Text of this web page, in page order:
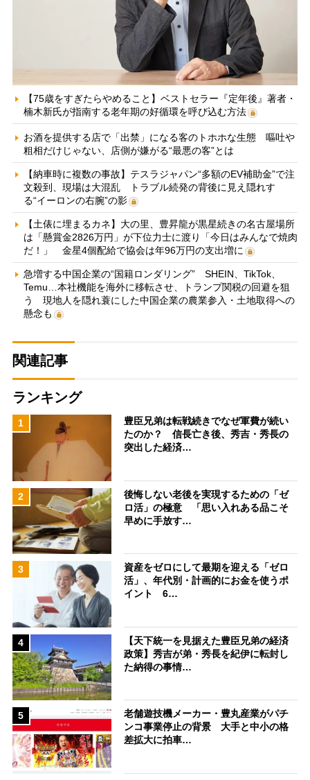
【75歳をすぎたらやめること】ベストセラー『定年後』著者・
楠木新氏が指南する老年期の好循環を呼び込む方法
お酒を提供する店で「出禁」になる客のトホホな生態 嘔吐や
粗相だけじゃない、店側が嫌がる“最悪の客”とは
【納車時に複数の事故】テスラジャパン“多額のEV補助金”で注
文殺到、現場は大混乱 トラブル続発の背後に見え隠れす
る“イーロンの右腕”の影
【土俵に埋まるカネ】大の里、豊昇龍が黒星続きの名古屋場所
は「懸賞金2826万円」が下位力士に渡り「今日はみんなで焼肉
だ！」 金星4個配給で協会は年96万円の支出増に
急増する中国企業の“国籍ロンダリング” SHEIN、TikTok、
Temu…本社機能を海外に移転させ、トランプ関税の回避を狙
う 現地人を隠れ蓑にした中国企業の農業参入・土地取得への
懸念も
関連記事
ランキング
1
豊臣兄弟は転戦続きでなぜ軍費が続い
たのか？ 信長亡き後、秀吉・秀長の
突出した経済…
2
後悔しない老後を実現するための「ゼ
ロ活」の極意 「思い入れある品こそ
早めに手放す…
3
資産をゼロにして最期を迎える「ゼロ
活」、年代別・計画的にお金を使うポ
イント 6…
4
【天下統一を見据えた豊臣兄弟の経済
政策】秀吉が弟・秀長を紀伊に転封し
た納得の事情…
5
老舗遊技機メーカー・豊丸産業がパチ
ンコ事業停止の背景 大手と中小の格
差拡大に拍車…